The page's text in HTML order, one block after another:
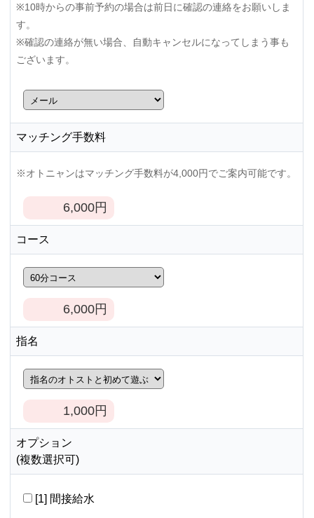
※10時からの事前予約の場合は前日に確認の連絡をお願いしま
す。
※確認の連絡が無い場合、自動キャンセルになってしまう事も
ございます。
マッチング手数料
※オトニャンはマッチング手数料が4,000円でご案内可能です。
6,000円
コース
6,000円
指名
1,000円
オプション
(複数選択可)
[1] 間接給水